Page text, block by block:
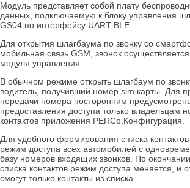
Модуль представляет собой плату
данных, подключаемую к блоку управления
GS04 по интерфейсу UART-BLE.
Для открытия шлагбаума по звонку со
мобильная связь GSM, звонок
модуля управления.
В обычном режиме открыть шлагбаум по
водитель, получивший номер sim карты. Для
передачи номера посторонним
предоставления доступа только владельцам
контактов приложения PERCo.Конфигурация.
Для удобного формирования списка
режим доступа всех автомобилей с
базу номеров входящих звонков. По
списка контактов режим доступа меняется, и
смогут только контакты из списка.